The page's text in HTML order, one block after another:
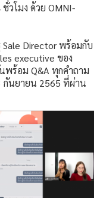
วโมง ด้วย OMNI-
Sale Director พร้อมกับ
executive ของ
พร้อม Q&A ทุกคำถาม
กันยายน 2565 ที่ผ่าน